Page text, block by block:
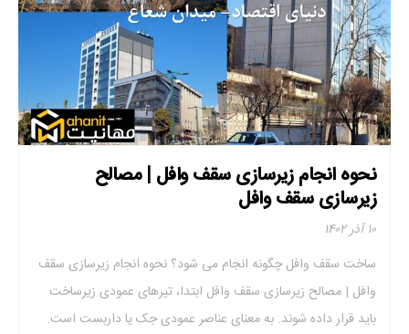
نحوه انجام زیرسازی سقف وافل | مصالح
زیرسازی سقف وافل
۱۰ آذر ۱۴۰۲
ساخت سقف وافل چگونه انجام می شود؟ نحوه انجام زیرسازی سقف
وافل | مصالح زیرسازی سقف وافل ابتدا، تیرهای عمودی زیرساخت
باید قرار داده شوند. به معنای عناصر عمودی جک یا داربست است.